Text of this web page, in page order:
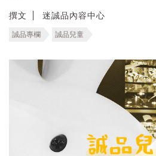
撰文 迷誠品內容中心
誠品專欄 誠品兒童